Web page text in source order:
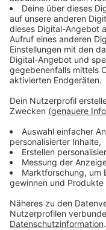
Anzeige
Weitere
Anzeige
bedeutet
Leverkusen:
Parktickets der
Wilder Deadline-
Anzeige